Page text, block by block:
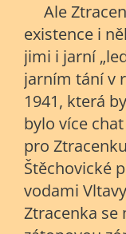
Ale
existence i
jimi i jarní
jarním tání v
1941, která
bylo více
pro
Štěchovické
vodami
Ztracenka se